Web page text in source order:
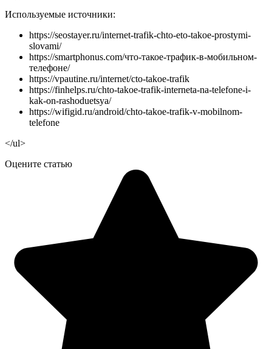
Используемые источники:
https://seostayer.ru/internet-trafik-chto-eto-takoe-prostymi-
slovami/
https://smartphonus.com/что-такое-трафик-в-мобильном-
телефоне/
https://vpautine.ru/internet/cto-takoe-trafik
https://finhelps.ru/chto-takoe-trafik-interneta-na-telefone-i-
kak-on-rashoduetsya/
https://wifigid.ru/android/chto-takoe-trafik-v-mobilnom-
telefone
</ul>
Оцените статью